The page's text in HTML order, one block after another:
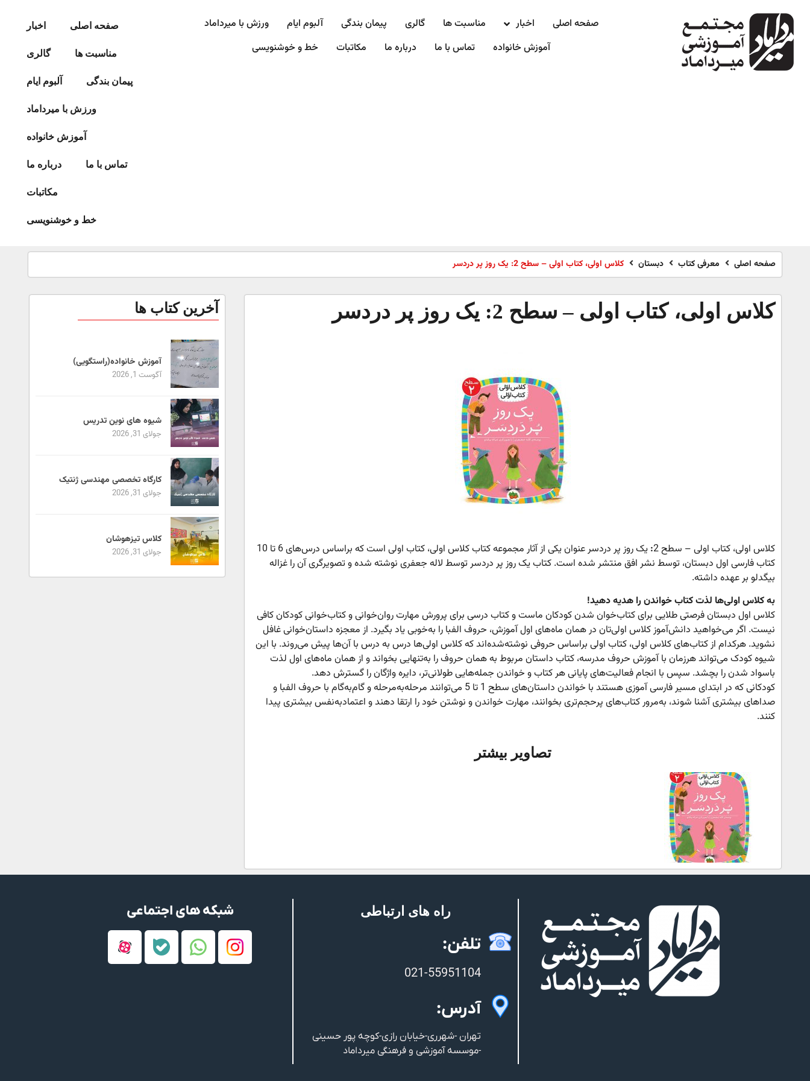
صفحه اصلی اخبار مناسبت ها گالری پیمان بندگی آلبوم ایام
ورزش با میرداماد​
آموزش خانواده
تماس با ما درباره ما مکاتبات خط و خوشنویسی
صفحه اصلی اخبار
مناسبت ها گالری
پیمان بندگی آلبوم ایام
ورزش با میرداماد​
آموزش خانواده
تماس با ما درباره ما
مکاتبات
خط و خوشنویسی
صفحه اصلی معرفی کتاب دبستان کلاس اولی، کتاب اولی – سطح 2: یک روز پر دردسر
کلاس اولی، کتاب اولی – سطح 2: یک روز پر دردسر
کلاس اولی، کتاب اولی – سطح 2 :
یک روز پر دردسر عنوان یکی از آثار مجموعه کتاب کلاس اولی، کتاب اولی است که براساس درس‌های 6 تا 10
کتاب فارسی اول دبستان، توسط نشر افق منتشر شده است. کتاب یک روز پر دردسر توسط لاله جعفری نوشته شده و تصویرگری آن را غزاله
بیگدلو بر عهده داشته.
به کلاس اولی‌ها لذت کتاب خواندن را هدیه دهید!
کلاس اول دبستان فرصتی طلایی برای کتاب‌خوان شدن کودکان ماست و کتاب درسی برای پرورش مهارت روان‌خوانی و کتاب‌خوانی کودکان کافی
نیست. اگر می‌خواهید دانش‌آموز کلاس اولی‌تان در همان ماه‌های اول آموزش، حروف الفبا را به‌خوبی یاد بگیرد. از معجزه داستان‌خوانی غافل
نشوید. هرکدام از کتاب‌هایکلاس اولی، کتاب اولی براساس حروفی نوشته‌شده‌اند که کلاس اولی‌ها درس به درس با آن‌ها پیش می‌روند. با این
شیوه کودک می‌تواند هر‌زمان با آموزش حروف مدرسه، کتاب داستان مربوط به همان حروف را به‌تنهایی بخواند و از همان ماه‌های اول لذت
باسواد شدن را بچشد. سپس با انجام فعالیت‌های پایانی هر کتاب و خواندن جمله‌هایی طولانی‌تر، دایره واژگان را گسترش دهد.
کودکانی که در ابتدای مسیر فارسی آموزی هستند با خواندن داستان‌های سطح 1 تا 5 می‌توانند مرحله‌به‌مرحله و گام‌به‌گام با حروف الفبا و
صداهای بیشتری آشنا شوند، به‌مرور کتاب‌های پرحجم‌تری بخوانند، مهارت خواندن و نوشتن خود را ارتقا دهند و اعتمادبه‌نفس بیشتری پیدا
کنند.
تصاویر بیشتر
آخرین کتاب ها
آموزش خانواده(راستگویی)
آگوست 1, 2026
شیوه های نوین تدریس
جولای 31, 2026
کارگاه تخصصی مهندسی ژنتیک
جولای 31, 2026
کلاس تیزهوشان
جولای 31, 2026
راه های ارتباطی
تلفن:
021-55951104
آدرس:
تهران -شهرری-خیابان رازی-کوچه پور حسینی
-موسسه آموزشی و فرهنگی میرداماد
شبکه های اجتماعی